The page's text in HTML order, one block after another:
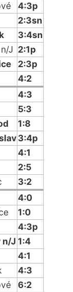
4:3p
2:3sn
3:4sn
J 2:1p
2:3p
4:2
4:3
5:3
1:8
3:4p
4:1
2:5
3:2
4:0
1:0
4:3p
n/J 1:4
4:1
4:3
6:2